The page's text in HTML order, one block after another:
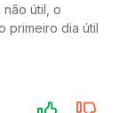
não útil, o
primeiro dia útil